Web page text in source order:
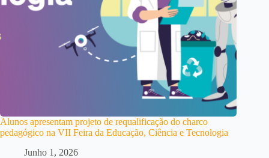
Alunos apresentam projeto de requalificação do charco
pedagógico na VII Feira da Educação, Ciência e Tecnologia
Junho 1, 2026